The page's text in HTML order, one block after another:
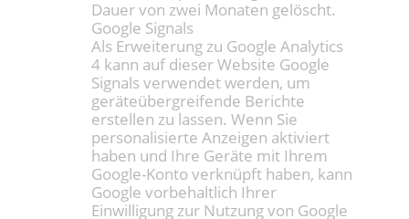
Dauer von zwei Monaten gelöscht.
Google Signals
Als Erweiterung zu Google Analytics
4 kann auf dieser Website Google
Signals verwendet werden, um
geräteübergreifende Berichte
erstellen zu lassen. Wenn Sie
personalisierte Anzeigen aktiviert
haben und Ihre Geräte mit Ihrem
Google-Konto verknüpft haben, kann
Google vorbehaltlich Ihrer
Einwilligung zur Nutzung von Google